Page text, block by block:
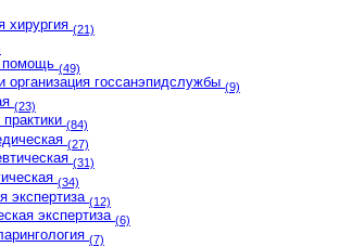
хирургия (21)
помощь (49)
организация госсанэпидслужбы (9)
(23)
(84)
(27)
(31)
(34)
экспертиза (12)
экспертиза (6)
(7)